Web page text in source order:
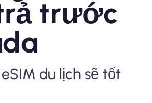
trước
du lịch sẽ tốt